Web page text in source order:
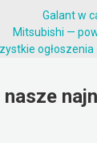
Galant w
Mitsubishi —